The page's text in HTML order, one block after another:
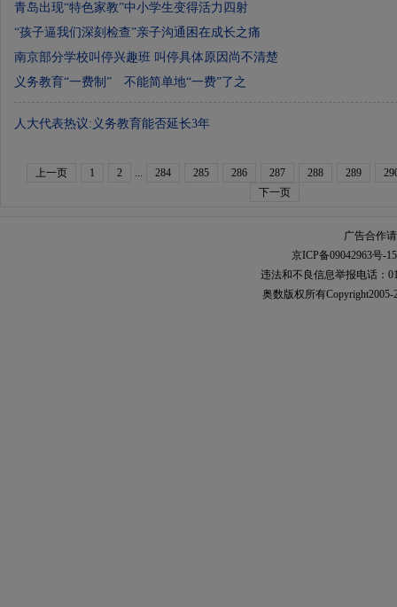
青岛出现“特色家教”中小学生变得活力四射
“孩子逼我们深刻检查”亲子沟通困在成长之痛
南京部分学校叫停兴趣班 叫停具体原因尚不清楚
义务教育“一费制” 不能简单地“一费”了之
人大代表热议:义务教育能否延长3年
上一页 1 2 ... 284 285 286 287 288 289
下一页
广告合作
京ICP备09042963号-15
违法和不良信息举报电话：
奥数 版权所有Copyright2005-